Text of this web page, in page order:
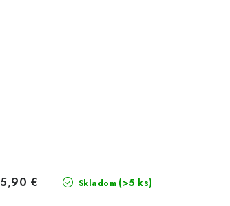
Skladom (>5 ks)
5,90 €